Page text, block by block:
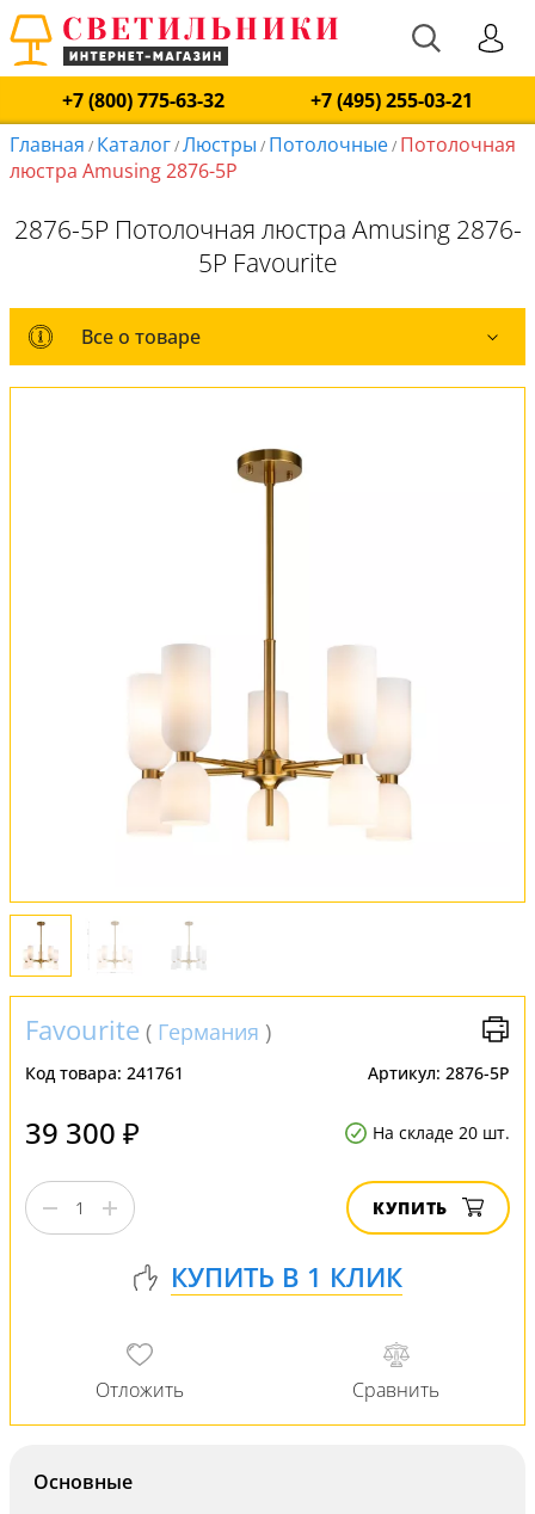
+7 (800) 775-63-32
+7 (495) 255-03-21
Главная / Каталог/Люстры / Потолочные/ Потолочная
люстра Amusing 2876-5P
2876-5P Потолочная люстра Amusing 2876-
5P Favourite
Все о товаре
Все о товаре
Комплект лампочек
Установка
Отзывы
Favourite ( Германия )
Код товара: 241761 Артикул: 2876-5P
39 300 ₽ На складе 20 шт.
КУПИТЬ
Основные